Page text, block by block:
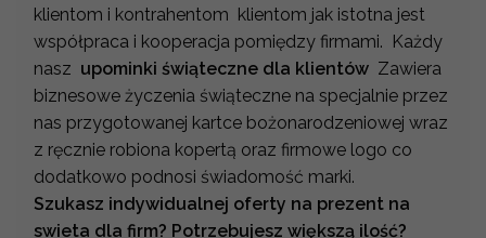
klientom i kontrahentom klientom jak istotna jest
współpraca i kooperacja pomiędzy firmami. Każdy
nasz upominki świąteczne dla klientów Zawiera
biznesowe życzenia świąteczne na specjalnie przez
nas przygotowanej kartce bożonarodzeniowej wraz
z ręcznie robiona kopertą oraz firmowe logo co
dodatkowo podnosi świadomość marki.
Szukasz indywidualnej oferty na prezent na
swieta dla firm? Potrzebujesz większą ilość?